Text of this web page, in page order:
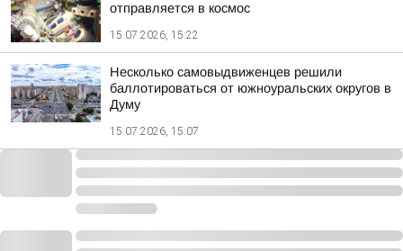
отправляется в космос
15.07.2026, 15:22
Несколько самовыдвиженцев решили
баллотироваться от южноуральских округов в
Думу
15.07.2026, 15:07